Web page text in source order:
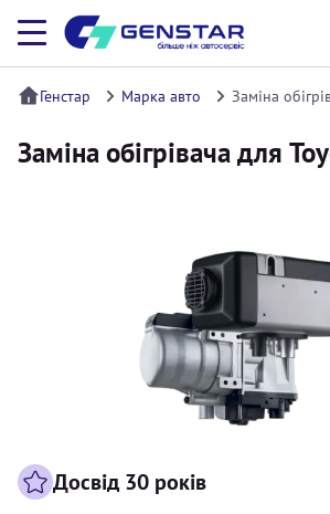
Генстар Марка авто Заміна
Заміна обігрівача для
Досвід 30 років